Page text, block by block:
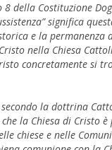
8 della Costituzione
significa
e la permanenza
nella Chiesa
concretamente si
secondo la dottrina
la Chiesa di Cristo è
chiese e nelle